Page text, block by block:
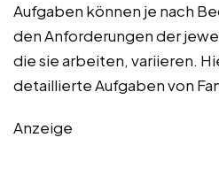
Aufgaben können je nach
den Anforderungen der
die sie arbeiten, variieren.
detaillierte Aufgaben von
Anzeige